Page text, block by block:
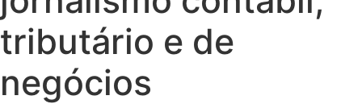
tributário e de
negócios